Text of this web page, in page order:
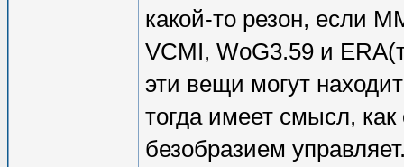
какой-то резон, если
VCMI, WoG3.59 и
эти вещи могут
тогда имеет смысл,
безобразием